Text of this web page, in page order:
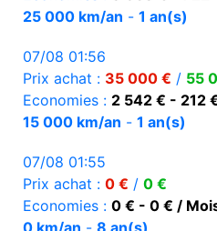
25 000 km/an - 1 an(s)
07/08 01:56
Prix achat : 35 000 € / 55
Economies : 2 542 € - 212
15 000 km/an - 1 an(s)
07/08 01:55
Prix achat : 0 € / 0 €
Economies : 0 € - 0 € /